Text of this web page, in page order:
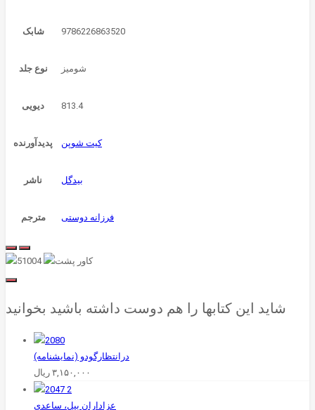
شابک 9786226863520
نوع جلد شوميز
دیویی 813.4
پدیدآورنده کیت شوپن
ناشر بیدگل
مترجم فرزانه دوستی
شاید این کتابها را هم دوست داشته باشید بخوانید
درانتظارگودو (نمایشنامه)
۳,۱۵۰,۰۰۰ ریال
عزاداران‌ بیل‌، ساعدی